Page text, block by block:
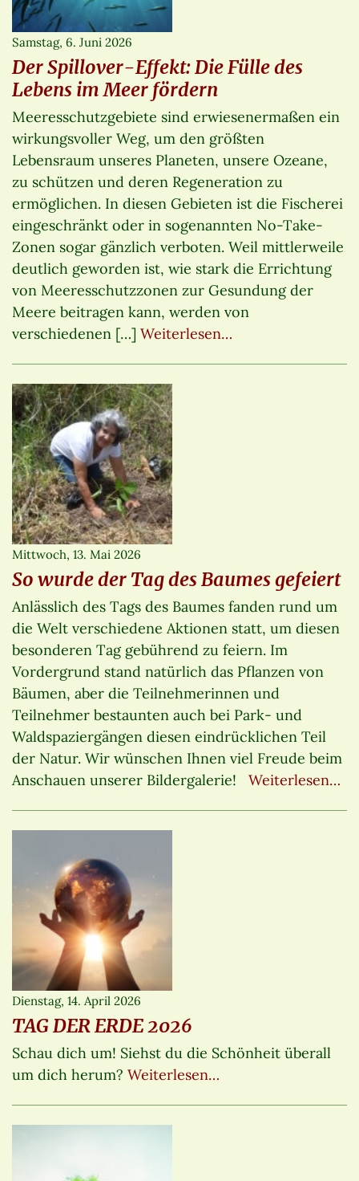
Samstag, 6. Juni 2026
Der Spillover-Effekt: Die Fülle des
Lebens im Meer fördern
Meeresschutzgebiete sind erwiesenermaßen ein
wirkungsvoller Weg, um den größten
Lebensraum unseres Planeten, unsere Ozeane,
zu schützen und deren Regeneration zu
ermöglichen. In diesen Gebieten ist die Fischerei
eingeschränkt oder in sogenannten No-Take-
Zonen sogar gänzlich verboten. Weil mittlerweile
deutlich geworden ist, wie stark die Errichtung
von Meeresschutzzonen zur Gesundung der
Meere beitragen kann, werden von
verschiedenen […] Weiterlesen…
Mittwoch, 13. Mai 2026
So wurde der Tag des Baumes gefeiert
Anlässlich des Tags des Baumes fanden rund um
die Welt verschiedene Aktionen statt, um diesen
besonderen Tag gebührend zu feiern. Im
Vordergrund stand natürlich das Pflanzen von
Bäumen, aber die Teilnehmerinnen und
Teilnehmer bestaunten auch bei Park- und
Waldspaziergängen diesen eindrücklichen Teil
der Natur. Wir wünschen Ihnen viel Freude beim
Anschauen unserer Bildergalerie! Weiterlesen…
Dienstag, 14. April 2026
TAG DER ERDE 2026
Schau dich um! Siehst du die Schönheit überall
um dich herum? Weiterlesen…